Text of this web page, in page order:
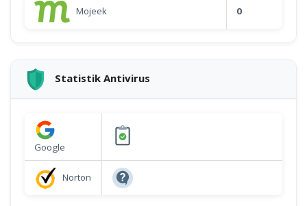
Mojeek 0
Statistik Antivirus
Google
Norton